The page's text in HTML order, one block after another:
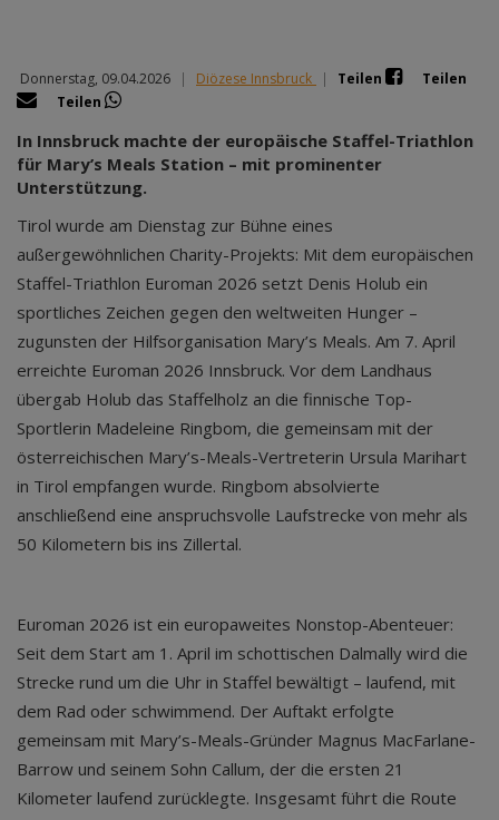
Donnerstag, 09.04.2026 | Diözese Innsbruck | Teilen
Teilen
Teilen
In Innsbruck machte der europäische Staffel-Triathlon
für Mary’s Meals Station – mit prominenter
Unterstützung.
Tirol wurde am Dienstag zur Bühne eines
außergewöhnlichen Charity-Projekts: Mit dem europäischen
Staffel-Triathlon Euroman 2026 setzt Denis Holub ein
sportliches Zeichen gegen den weltweiten Hunger –
zugunsten der Hilfsorganisation Mary’s Meals. Am 7. April
erreichte Euroman 2026 Innsbruck. Vor dem Landhaus
übergab Holub das Staffelholz an die finnische Top-
Sportlerin Madeleine Ringbom, die gemeinsam mit der
österreichischen Mary’s-Meals-Vertreterin Ursula Marihart
in Tirol empfangen wurde. Ringbom absolvierte
anschließend eine anspruchsvolle Laufstrecke von mehr als
50 Kilometern bis ins Zillertal.
Euroman 2026 ist ein europaweites Nonstop-Abenteuer:
Seit dem Start am 1. April im schottischen Dalmally wird die
Strecke rund um die Uhr in Staffel bewältigt – laufend, mit
dem Rad oder schwimmend. Der Auftakt erfolgte
gemeinsam mit Mary’s-Meals-Gründer Magnus MacFarlane-
Barrow und seinem Sohn Callum, der die ersten 21
Kilometer laufend zurücklegte. Insgesamt führt die Route